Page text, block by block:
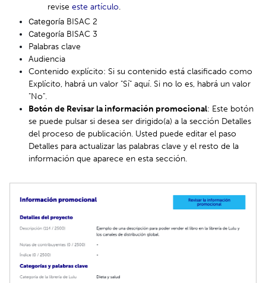
revise este artículo.
Categoría BISAC 2
Categoría BISAC 3
Palabras clave
Audiencia
Contenido explícito: Si su contenido está clasificado como
Explícito, habrá un valor "Sí" aquí. Si no lo es, habrá un valor
"No".
Botón de Revisar la información promocional: Este botón
se puede pulsar si desea ser dirigido(a) a la sección Detalles
del proceso de publicación. Usted puede editar el paso
Detalles para actualizar las palabras clave y el resto de la
información que aparece en esta sección.